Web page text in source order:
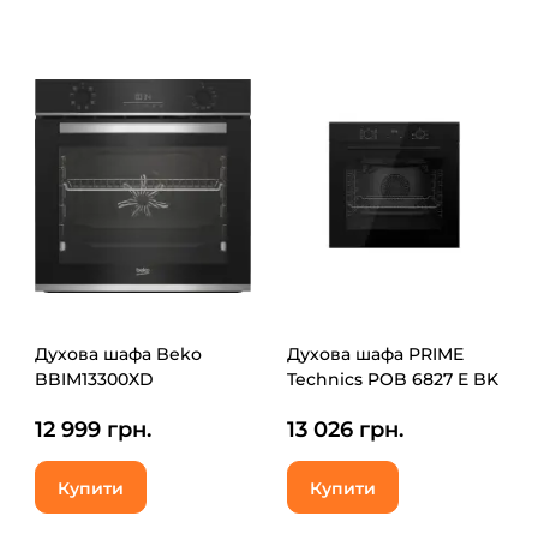
Духова шафа Beko
BBIM13300XD
12 999 грн.
Купити
Духова шафа PRIME
Technics POB 6827 E BK
13 026 грн.
Купити